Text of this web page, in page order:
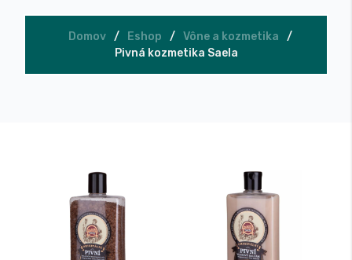
Biely čaj
Šálky Idylika
Orechové maslá
Omáčky
Starostlivosť spojená s prírodou
Hodnotové poukážky
Domov Eshop
Vône a kozmetika
Pivná kozmetika Saela